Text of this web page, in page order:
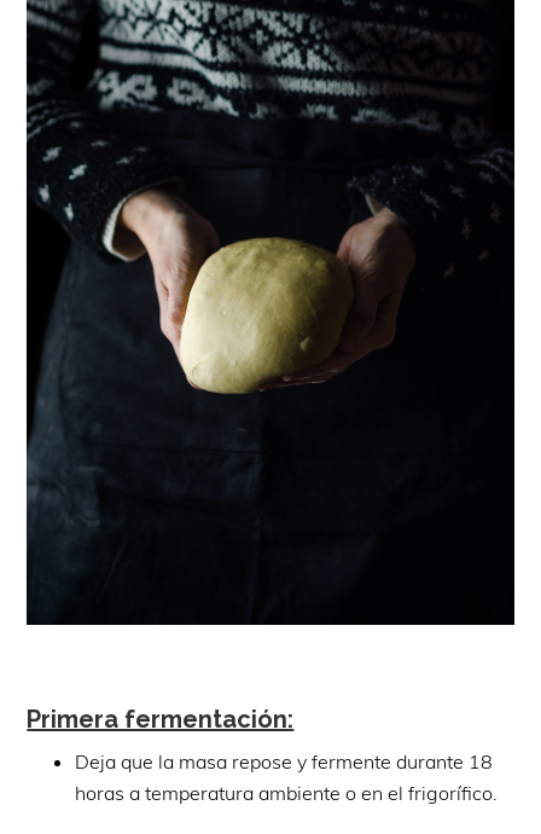
Primera fermentación:
Deja que la masa repose y fermente durante 18
horas a temperatura ambiente o en el frigorífico.